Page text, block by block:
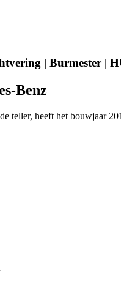
| Burmester |
Benz
teller, heeft het bouwjaar